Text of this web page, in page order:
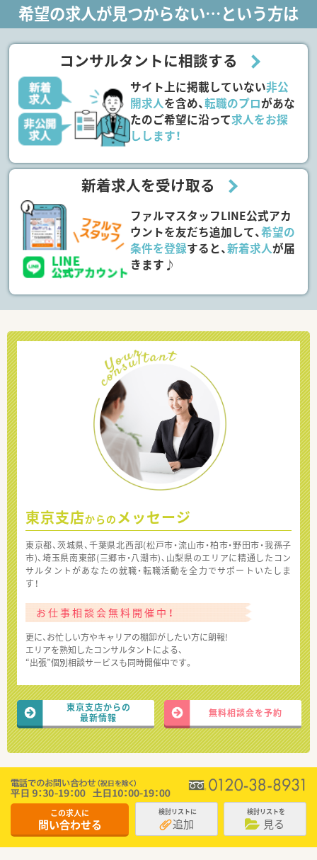
希望の求人が見つからない…という方は
コンサルタントに相談する
サイト上に掲載していない非公
開求人を含め、転職のプロがあな
たのご希望に沿って求人をお探
しします！
新着求人を受け取る
ファルマスタッフLINE公式アカ
ウントを友だち追加して、希望の
条件を登録すると、新着求人が届
きます♪
東京支店からの メッセージ
東京都、茨城県、千葉県北西部(松戸市・流山市・柏市・野田市・我孫子
市)、埼玉県南東部(三郷市・八潮市)、山梨県のエリアに精通したコン
サルタントがあなたの就職・転職活動を全力でサポートいたしま
す！
お仕事相談会無料開催中！
更に、お忙しい方やキャリアの棚卸がしたい方に朗報!
エリアを熟知したコンサルタントによる、
“出張”個別相談サービスも同時開催中です。
東京支店からの
最新情報
無料相談会を予約
この求人に
問い合わせる
検討リストに
追加
検討リストを
見る